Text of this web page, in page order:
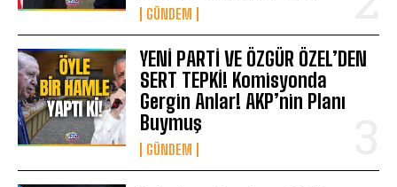
GÜNDEM
YENİ PARTİ VE ÖZGÜR ÖZEL’DEN
SERT TEPKİ! Komisyonda
Gergin Anlar! AKP’nin Planı
Buymuş
GÜNDEM